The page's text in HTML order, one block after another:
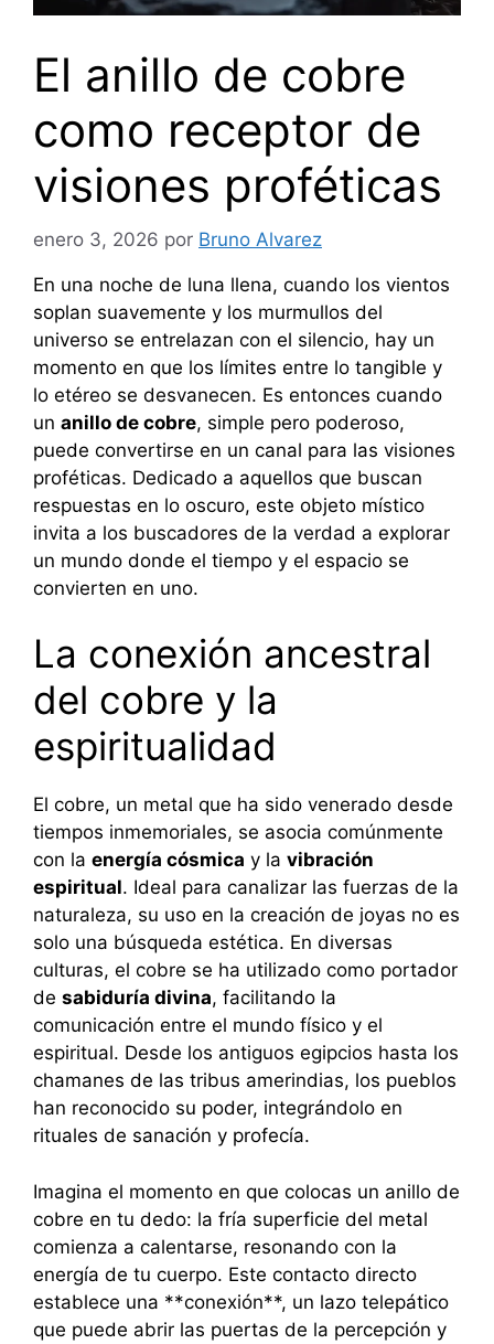
El anillo de cobre
como receptor de
visiones proféticas
enero 3, 2026 por Bruno Alvarez
En una noche de luna llena, cuando los vientos
soplan suavemente y los murmullos del
universo se entrelazan con el silencio, hay un
momento en que los límites entre lo tangible y
lo etéreo se desvanecen. Es entonces cuando
un anillo de cobre, simple pero poderoso,
puede convertirse en un canal para las visiones
proféticas. Dedicado a aquellos que buscan
respuestas en lo oscuro, este objeto místico
invita a los buscadores de la verdad a explorar
un mundo donde el tiempo y el espacio se
convierten en uno.
La conexión ancestral
del cobre y la
espiritualidad
El cobre, un metal que ha sido venerado desde
tiempos inmemoriales, se asocia comúnmente
con la energía cósmica y la vibración
espiritual. Ideal para canalizar las fuerzas de la
naturaleza, su uso en la creación de joyas no es
solo una búsqueda estética. En diversas
culturas, el cobre se ha utilizado como portador
de sabiduría divina, facilitando la
comunicación entre el mundo físico y el
espiritual. Desde los antiguos egipcios hasta los
chamanes de las tribus amerindias, los pueblos
han reconocido su poder, integrándolo en
rituales de sanación y profecía.
Imagina el momento en que colocas un anillo de
cobre en tu dedo: la fría superficie del metal
comienza a calentarse, resonando con la
energía de tu cuerpo. Este contacto directo
establece una **conexión**, un lazo telepático
que puede abrir las puertas de la percepción y